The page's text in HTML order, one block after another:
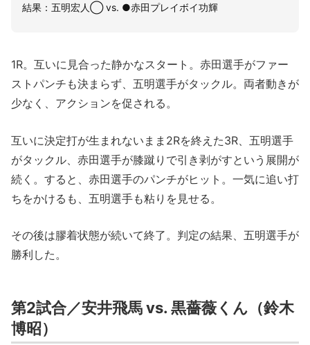
結果：五明宏人◯ vs. ●赤田プレイボイ功輝
1R。互いに見合った静かなスタート。赤田選手がファー
ストパンチも決まらず、五明選手がタックル。両者動きが
少なく、アクションを促される。
互いに決定打が生まれないまま2Rを終えた3R、五明選手
がタックル、赤田選手が膝蹴りで引き剥がすという展開が
続く。すると、赤田選手のパンチがヒット。一気に追い打
ちをかけるも、五明選手も粘りを見せる。
その後は膠着状態が続いて終了。判定の結果、五明選手が
勝利した。
第2試合／安井飛馬 vs. 黒薔薇くん（鈴木
博昭）